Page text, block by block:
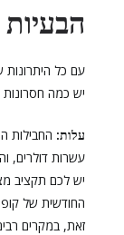
עם כל היתרונות
יש כמה חסרונות
עלות: החבילות
עשרות דולרים,
יש לכם תקציב
החודשית של
זאת, במקרים